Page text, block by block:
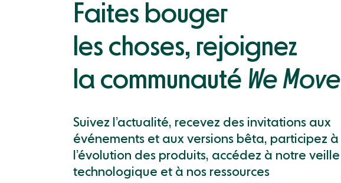
Faites bouger
les choses, rejoignez
la communauté We Move
Suivez l’actualité, recevez des invitations aux
événements et aux versions bêta, participez à
l’évolution des produits, accédez à notre veille
technologique et à nos ressources